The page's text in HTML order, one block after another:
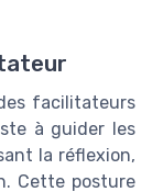
facilitateurs
à guider les
la réflexion,
Cette posture